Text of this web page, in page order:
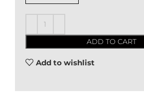
ADD TO CART
Add to wishlist